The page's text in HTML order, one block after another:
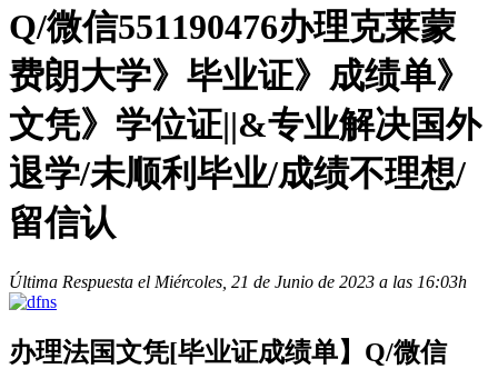
Q/微信551190476办理克莱蒙
费朗大学》毕业证》成绩单》
文凭》学位证||&专业解决国外
退学/未顺利毕业/成绩不理想/
留信认
Última Respuesta el Miércoles, 21 de Junio de 2023 a las 16:03h
办理法国文凭[毕业证成绩单】Q/微信